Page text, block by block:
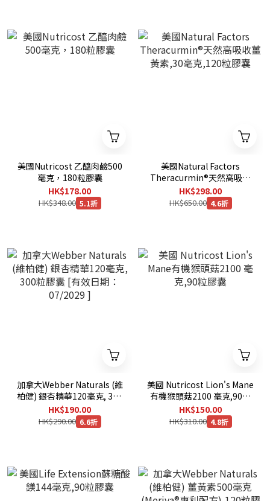
美國Nutricost 乙醯肉鹼500
毫克，180粒膠囊
HK$178.00
HK$348.00 5.1折
美國Natural Factors
Theracurmin®天然高吸收
薑黃素,30毫克,120粒膠囊
HK$298.00
HK$650.00 4.6折
加拿大Webber Naturals (維
柏健) 銀杏精華120毫克, 300
]
HK$190.00
HK$290.00 6.6折
美國 Nutricost Lion's Mane
有機猴頭菇2100 毫克,90粒
膠囊
HK$150.00
HK$310.00 4.8折